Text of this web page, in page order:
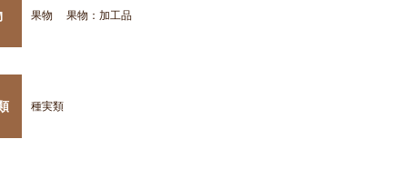
果物 果物：加工品
種実類